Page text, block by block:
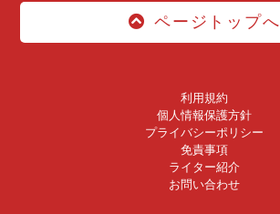
ページトップへ
利用規約
個人情報保護方針
プライバシーポリシー
免責事項
ライター紹介
お問い合わせ